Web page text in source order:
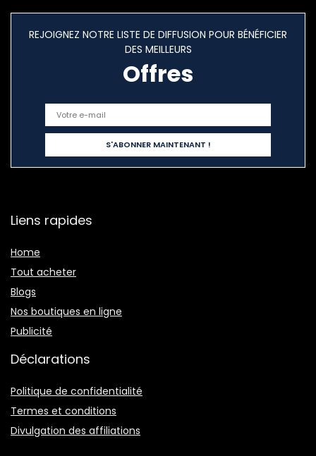
REJOIGNEZ NOTRE LISTE DE DIFFUSION POUR BÉNÉFICIER
DES MEILLEURS
Offres
Liens rapides
Home
Tout acheter
Blogs
Nos boutiques en ligne
Publicité
Déclarations
Politique de confidentialité
Termes et conditions
Divulgation des affiliations